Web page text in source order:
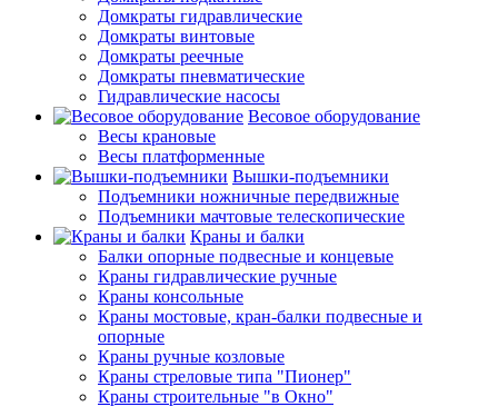
Домкраты гидравлические
Домкраты винтовые
Домкраты реечные
Домкраты пневматические
Гидравлические насосы
Весовое оборудование
Весы крановые
Весы платформенные
Вышки-подъемники
Подъемники ножничные передвижные
Подъемники мачтовые телескопические
Краны и балки
Балки опорные подвесные и концевые
Краны гидравлические ручные
Краны консольные
Краны мостовые, кран-балки подвесные и
опорные
Краны ручные козловые
Краны стреловые типа "Пионер"
Краны строительные "в Окно"